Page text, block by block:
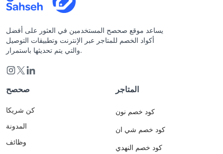
يساعد موقع صحصح المستخدمين في العثور على أفضل
أكواد الخصم للمتاجر عبر الإنترنت وتطبيقات التوصيل
والتي يتم تحديثها باستمرار.
صحصح
كن شريكا
المدونة
وظائف
المتاجر
كود خصم نون
كود خصم شي ان
كود خصم النهدي